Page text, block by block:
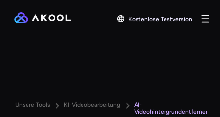
Kostenlose Testversion
Unsere Tools KI-Videobearbeitung
AI-
Videohintergrundentferner